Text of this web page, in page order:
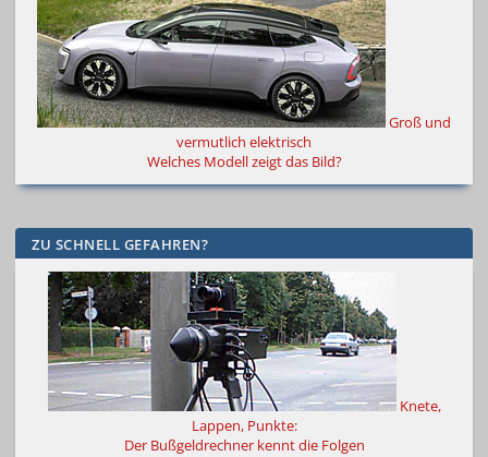
Groß und
vermutlich elektrisch
Welches Modell zeigt das Bild?
ZU SCHNELL GEFAHREN?
Knete,
Lappen, Punkte:
Der Bußgeldrechner kennt die Folgen